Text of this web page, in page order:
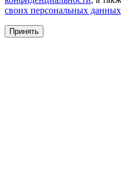
своих персональных
Принять